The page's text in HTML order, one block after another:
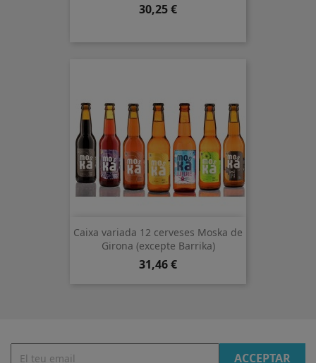
Preu
30,25 €
Caixa variada 12 cerveses Moska de
Girona (excepte Barrika)
Preu
31,46 €